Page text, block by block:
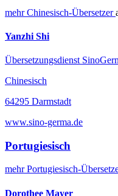
mehrChinesisch-Übersetzer
Yanzhi Shi
Übersetzungsdienst
Chinesisch
64295 Darmstadt
www.sino-germa.de
Portugiesisch
mehrPortugiesisch-
Dorothee Mayer